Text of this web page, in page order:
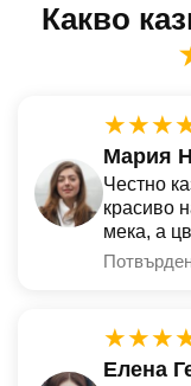
Какво
Мария
Честно
красиво
мека, а
Елена